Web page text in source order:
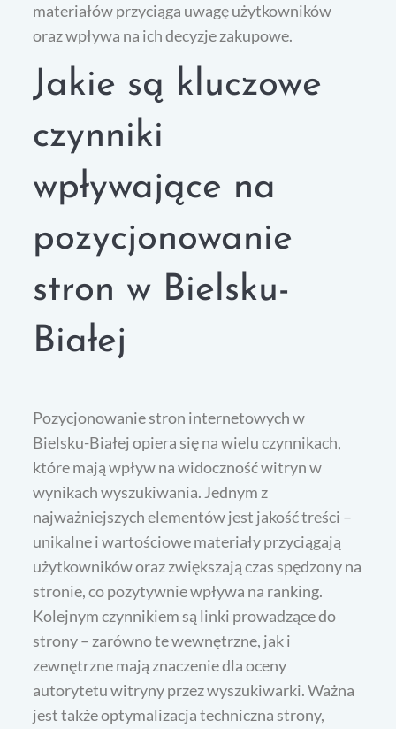
materiałów przyciąga uwagę użytkowników
oraz wpływa na ich decyzje zakupowe.
Jakie są kluczowe
czynniki
wpływające na
pozycjonowanie
stron w Bielsku-
Białej
Pozycjonowanie stron internetowych w
Bielsku-Białej opiera się na wielu czynnikach,
które mają wpływ na widoczność witryn w
wynikach wyszukiwania. Jednym z
najważniejszych elementów jest jakość treści –
unikalne i wartościowe materiały przyciągają
użytkowników oraz zwiększają czas spędzony na
stronie, co pozytywnie wpływa na ranking.
Kolejnym czynnikiem są linki prowadzące do
strony – zarówno te wewnętrzne, jak i
zewnętrzne mają znaczenie dla oceny
autorytetu witryny przez wyszukiwarki. Ważna
jest także optymalizacja techniczna strony,